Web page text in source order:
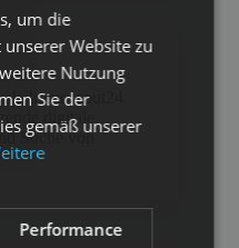
Immoscout24
digitale
Suche von
um die
Website zu
Nutzung
Sie der
gemäß unserer
Performance